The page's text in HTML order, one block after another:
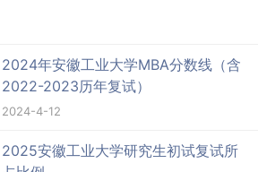
2024年安徽工业大学MBA分数线（含
2022-2023历年复试）
2024-4-12
2025安徽工业大学研究生初试复试所